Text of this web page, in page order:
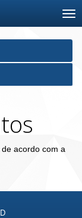
acordo com a